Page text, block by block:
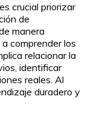
crucial priorizar
de
manera
comprender los
relacionar la
identificar
reales. Al
duradero y